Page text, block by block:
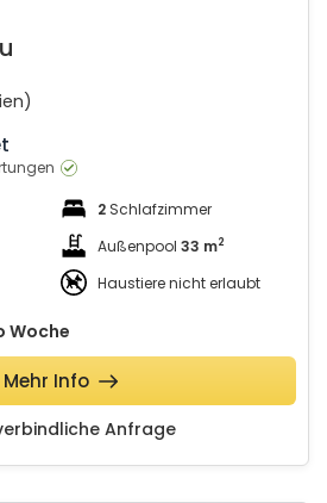
2 Schlafzimmer
Außenpool 33 m2
Haustiere nicht erlaubt
Woche
Anfrage
Mehr Info